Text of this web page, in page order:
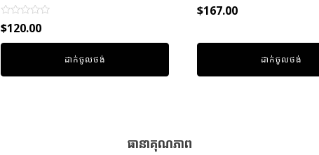
Rated
0
out
$120.00
ដាក់ចូលថង់
Rated
0
5
$167.00
ដាក់ចូលថង់
ធានាគុណភាព